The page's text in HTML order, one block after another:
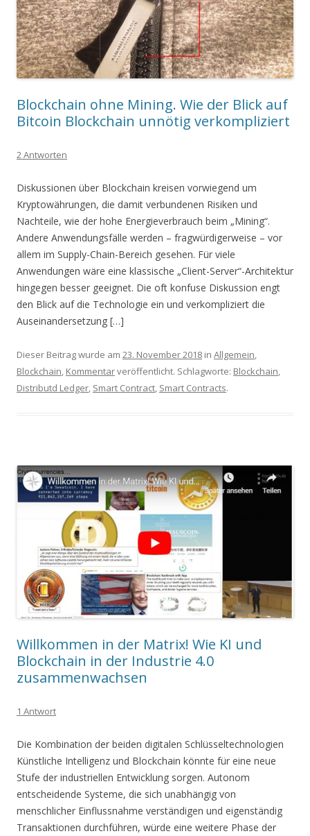
Blockchain ohne Mining. Wie der Blick auf
Bitcoin Blockchain unnötig verkompliziert
2 Antworten
Diskussionen über Blockchain kreisen vorwiegend um
Kryptowährungen, die damit verbundenen Risiken und
Nachteile, wie der hohe Energieverbrauch beim „Mining“.
Andere Anwendungsfälle werden – fragwürdigerweise – vor
allem im Supply-Chain-Bereich gesehen. Für viele
Anwendungen wäre eine klassische „Client-Server“-Architektur
hingegen besser geeignet. Die oft konfuse Diskussion engt
den Blick auf die Technologie ein und verkompliziert die
Auseinandersetzung […]
Dieser Beitrag wurde am 23. November 2018 in Allgemein,
Blockchain, Kommentarveröffentlicht. Schlagworte: Blockchain,
Distributd Ledger, Smart Contract, Smart Contracts.
Willkommen in der Matrix! Wie KI und
Blockchain in der Industrie 4.0
zusammenwachsen
1 Antwort
Die Kombination der beiden digitalen Schlüsseltechnologien
Künstliche Intelligenz und Blockchain könnte für eine neue
Stufe der industriellen Entwicklung sorgen. Autonom
entscheidende Systeme, die sich unabhängig von
menschlicher Einflussnahme verständigen und eigenständig
Transaktionen durchführen, würde eine weitere Phase der